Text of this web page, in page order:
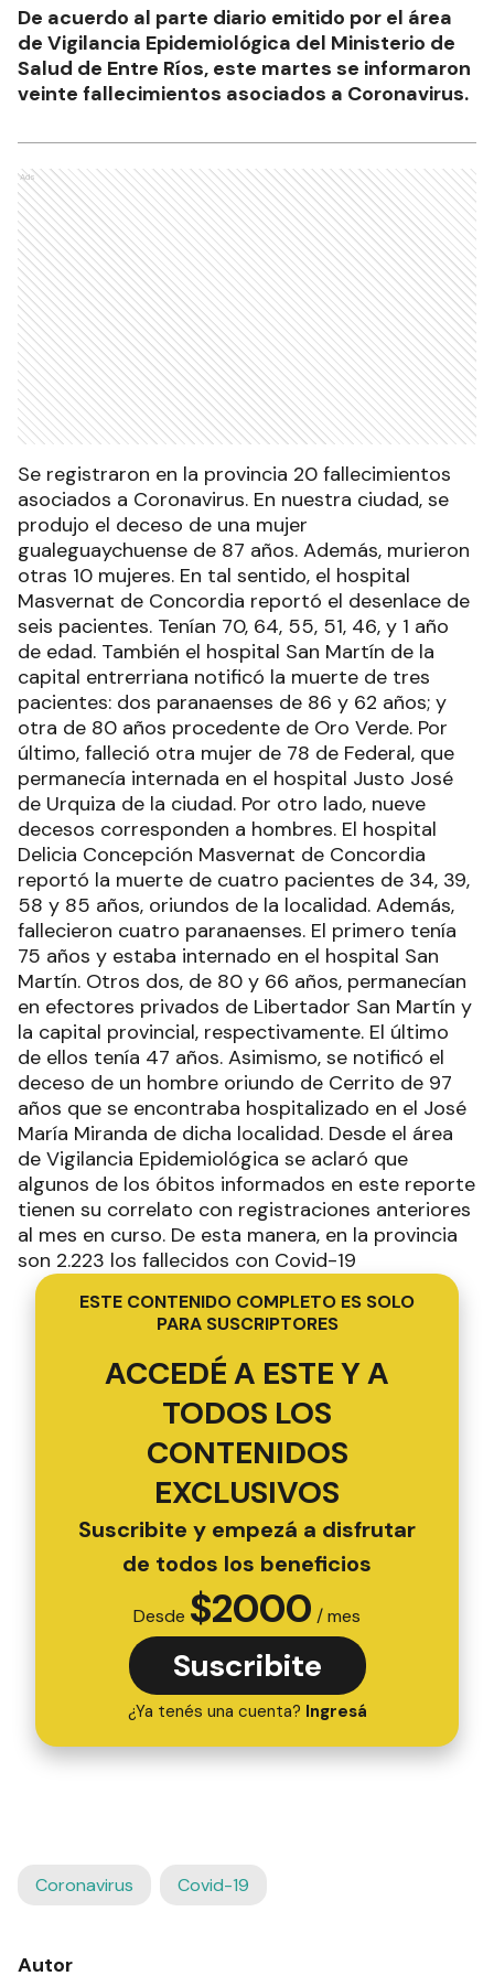
De acuerdo al parte diario emitido por el área
de Vigilancia Epidemiológica del Ministerio de
Salud de Entre Ríos, este martes se informaron
veinte fallecimientos asociados a Coronavirus.
Ads
Se registraron en la provincia 20 fallecimientos
asociados a Coronavirus. En nuestra ciudad, se
produjo el deceso de una mujer
gualeguaychuense de 87 años. Además, murieron
otras 10 mujeres. En tal sentido, el hospital
Masvernat de Concordia reportó el desenlace de
seis pacientes. Tenían 70, 64, 55, 51, 46, y 1 año
de edad. También el hospital San Martín de la
capital entrerriana notificó la muerte de tres
pacientes: dos paranaenses de 86 y 62 años; y
otra de 80 años procedente de Oro Verde. Por
último, falleció otra mujer de 78 de Federal, que
permanecía internada en el hospital Justo José
de Urquiza de la ciudad. Por otro lado, nueve
decesos corresponden a hombres. El hospital
Delicia Concepción Masvernat de Concordia
reportó la muerte de cuatro pacientes de 34, 39,
58 y 85 años, oriundos de la localidad. Además,
fallecieron cuatro paranaenses. El primero tenía
75 años y estaba internado en el hospital San
Martín. Otros dos, de 80 y 66 años, permanecían
en efectores privados de Libertador San Martín y
la capital provincial, respectivamente. El último
de ellos tenía 47 años. Asimismo, se notificó el
deceso de un hombre oriundo de Cerrito de 97
años que se encontraba hospitalizado en el José
María Miranda de dicha localidad. Desde el área
de Vigilancia Epidemiológica se aclaró que
algunos de los óbitos informados en este reporte
tienen su correlato con registraciones anteriores
al mes en curso. De esta manera, en la provincia
son 2.223 los fallecidos con Covid-19
ESTE CONTENIDO COMPLETO ES SOLO
PARA SUSCRIPTORES
ACCEDÉ A ESTE Y A
TODOS LOS
CONTENIDOS
EXCLUSIVOS
Suscribite y empezá a disfrutar
de todos los beneficios
Desde $2000 / mes
Suscribite
¿Ya tenés una cuenta? Ingresá
Coronavirus Covid-19
Autor